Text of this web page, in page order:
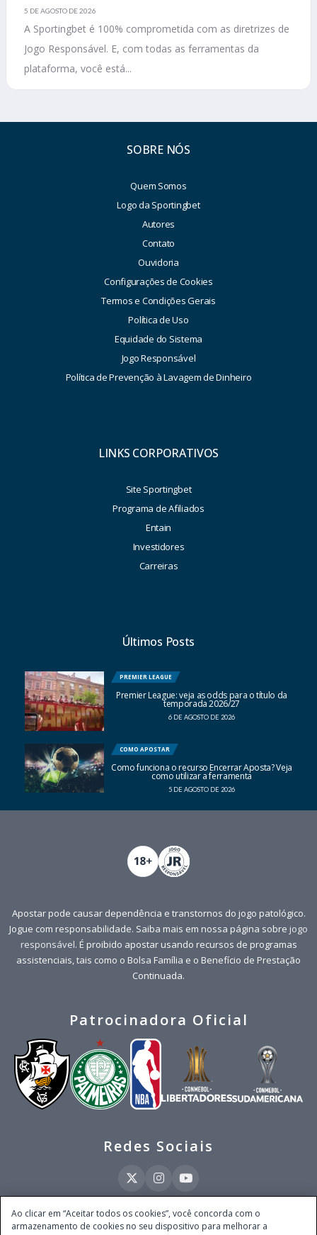
5 DE AGOSTO DE 2026
A Sportingbet é 100% comprometida com as diretrizes de
Jogo Responsável. E, com todas as ferramentas da
plataforma, você está...
SOBRE NÓS
Quem Somos
Logo da Sportingbet
Autores
Contato
Ouvidoria
Configurações de Cookies
Termos e Condições Gerais
Política de Uso
Equidade do Sistema
Jogo Responsável
Política de Prevenção à Lavagem de Dinheiro
LINKS CORPORATIVOS
Site Sportingbet
Programa de Afiliados
Entain
Investidores
Carreiras
Últimos Posts
PREMIER LEAGUE
Premier League: veja as odds para o título da
temporada 2026/27
6 DE AGOSTO DE 2026
COMO APOSTAR
Como funciona o recurso Encerrar Aposta? Veja
como utilizar a ferramenta
5 DE AGOSTO DE 2026
Apostar pode causar dependência e transtornos do jogo patológico.
Jogue com responsabilidade. Saiba mais em nossa página sobre jogo
responsável. É proibido apostar usando recursos de programas
assistenciais, tais como o Bolsa Família e o Benefício de Prestação
Continuada.
Patrocinadora Oficial
Redes Sociais
Este site é operado pela Ventmear Brasil LTDA (CNPJ 52.868.380/0001-84), com
Ao clicar em “Aceitar todos os cookies”, você concorda com o
armazenamento de cookies no seu dispositivo para melhorar a